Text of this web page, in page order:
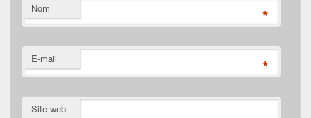
Nom *
E-mail *
Site web